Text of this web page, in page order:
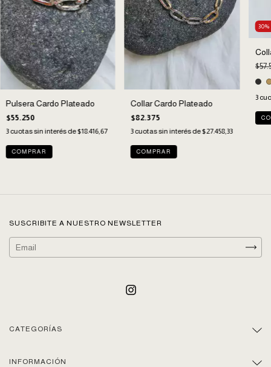
Pulsera Cardo Plateado
$55.250
3cuotas sin interés de$18.416,67
Collar Cardo Plateado
$82.375
3cuotas sin interés de$27.458,33
30
3
SUSCRIBITE A NUESTRO NEWSLETTER
CATEGORÍAS
INFORMACIÓN